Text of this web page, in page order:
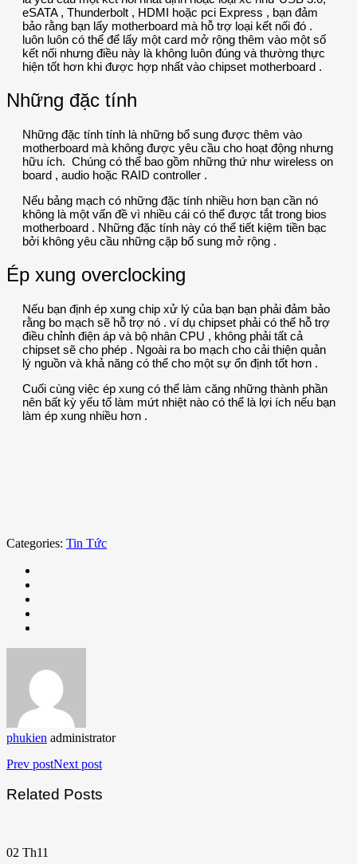
eSATA , Thunderbolt , HDMI hoặc pci Express , bạn đảm
bảo rằng bạn lấy motherboard mà hỗ trợ loại kết nối đó .
luôn luôn có thể để lấy một card mở rộng thêm vào một số
kết nối nhưng điều này là không luôn đúng và thường thực
hiện tốt hơn khi được hợp nhất vào chipset motherboard .
Những đặc tính
Những đặc tính tính là những bổ sung được thêm vào
motherboard mà không được yêu cầu cho hoạt động nhưng
hữu ích. Chúng có thể bao gồm những thứ như wireless on
board , audio hoặc RAID controller .
Nếu bảng mạch có những đặc tính nhiều hơn bạn cần nó
không là một vấn đề vì nhiều cái có thể được tắt trong bios
motherboard . Những đặc tính này có thể tiết kiệm tiền bạc
bởi không yêu cầu những cặp bổ sung mở rộng .
Ép xung overclocking
Nếu bạn định ép xung chip xử lý của bạn bạn phải đảm bảo
rằng bo mạch sẽ hỗ trợ nó . ví dụ chipset phải có thể hỗ trợ
điều chỉnh điện áp và bộ nhân CPU , không phải tất cả
chipset sẽ cho phép . Ngoài ra bo mạch cho cải thiện quản
lý nguồn và khả năng có thể cho một sự ổn định tốt hơn .
Cuối cùng việc ép xung có thể làm căng những thành phần
nên bất kỳ yếu tố làm mứt nhiệt nào có thể là lợi ích nếu bạn
làm ép xung nhiều hơn .
Categories: Tin Tức
phukien administrator
Prev postNext post
Related Posts
02 Th11